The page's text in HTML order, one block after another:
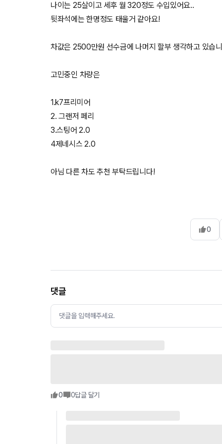
나이는 25살이고 세후 월 320정도 수입있어요..
뒷좌석에는 한명정도 태울거 같아요!
차값은 2500만원 선수금에 나머지 할부 생각하고 있습
고민중인 차량은
1.k7프리미어
2. 그랜저 페리
3.스팅어 2.0
4제네시스 2.0
아님 다른 차도 추천 부탁드립니다!
0
댓글
댓글을 입력해주세요.
0 0답글 달기